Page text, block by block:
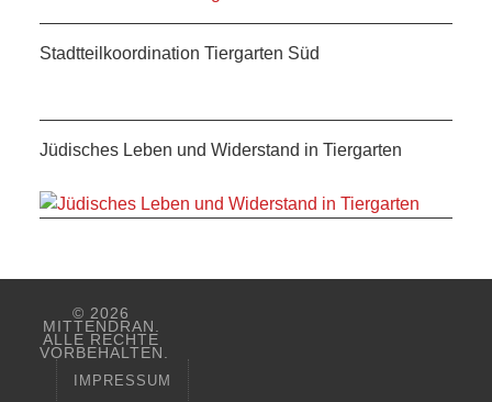
Stadtteilkoordination Tiergarten Süd
Jüdisches Leben und Widerstand in Tiergarten
© 2026
MITTENDRAN.
ALLE RECHTE
VORBEHALTEN.
IMPRESSUM